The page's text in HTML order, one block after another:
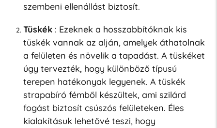
szembeni ellenállást biztosít.
Tüskék: Ezeknek a hosszabbítóknak kis
tüskék vannak az alján, amelyek áthatolnak
a felületen és növelik a tapadást. A tüskéket
úgy tervezték, hogy különböző típusú
terepen hatékonyak legyenek. A tüskék
strapabíró fémből készültek, ami szilárd
fogást biztosít csúszós felületeken. Éles
kialakításuk lehetővé teszi, hogy